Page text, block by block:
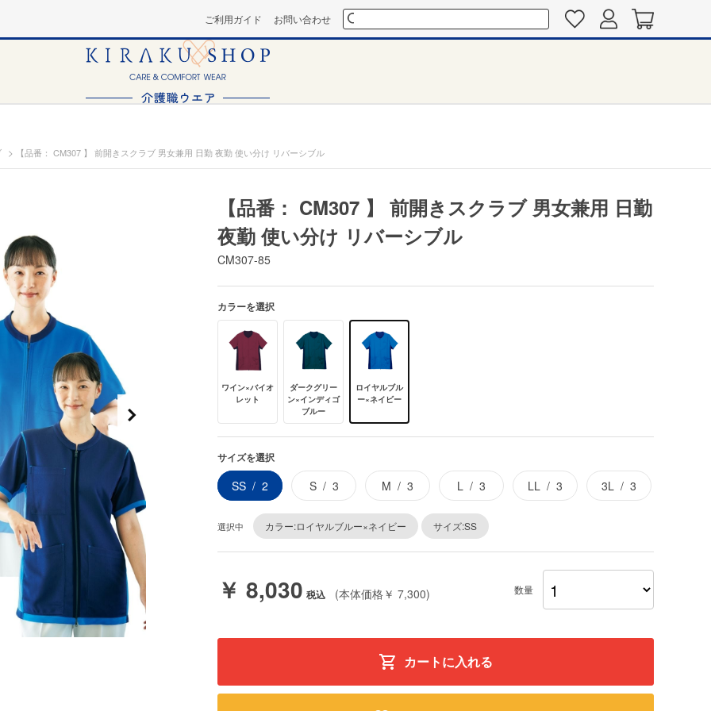
ご利用ガイド お問い合わせ
> 【品番： CM307 】 前開きスクラブ 男女兼用 日勤 夜勤 使い分け リバーシブル
【品番： CM307 】 前開きスクラブ 男女兼用 日勤
夜勤 使い分け リバーシブル
CM307-85
カラーを選択
ワイン×バイオ
レット
ダークグリー
ン×インディゴ
ブルー
ロイヤルブル
ー×ネイビー
サイズを選択
SS 2 S 3 M 3 L 3 LL 3 3L 3
選択中 カラー:ロイヤルブルー×ネイビー サイズ:SS
￥ 8,030 (本体価格￥ 7,300) 数量
カートに入れる